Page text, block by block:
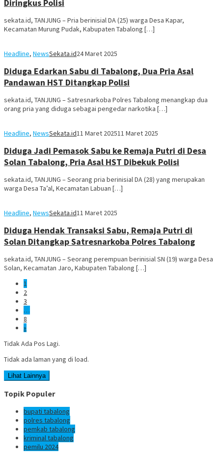
Diringkus Polisi
sekata.id, TANJUNG – Pria berinisial DA (25) warga Desa Kapar,
Kecamatan Murung Pudak, Kabupaten Tabalong […]
Headline, NewsSekata.id24 Maret 2025
Diduga Edarkan Sabu di Tabalong, Dua Pria Asal
Pandawan HST Ditangkap Polisi
sekata.id, TANJUNG – Satresnarkoba Polres Tabalong menangkap dua
orang pria yang diduga sebagai pengedar narkotika […]
Headline, NewsSekata.id11 Maret 202511 Maret 2025
Diduga Jadi Pemasok Sabu ke Remaja Putri di Desa
Solan Tabalong, Pria Asal HST Dibekuk Polisi
sekata.id, TANJUNG – Seorang pria berinisial DA (28) yang merupakan
warga Desa Ta’al, Kecamatan Labuan […]
Headline, NewsSekata.id11 Maret 2025
Diduga Hendak Transaksi Sabu, Remaja Putri di
Solan Ditangkap Satresnarkoba Polres Tabalong
sekata.id, TANJUNG – Seorang perempuan berinisial SN (19) warga Desa
Solan, Kecamatan Jaro, Kabupaten Tabalong […]
1
2
3
…
8
»
Tidak Ada Pos Lagi.
Tidak ada laman yang di load.
Lihat Lainnya
Topik Populer
bupati tabalong
polres tabalong
pemkab tabalong
kriminal tabalong
pemilu 2024